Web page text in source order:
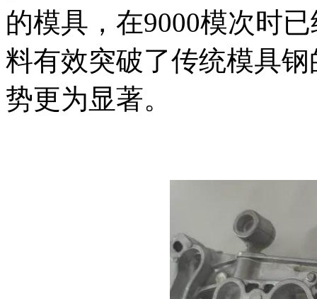
的模具，在9000模次时
料有效突破了传统模具
势更为显著。